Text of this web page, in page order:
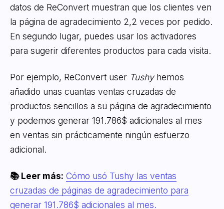
datos de ReConvert muestran que los clientes ven
la página de agradecimiento 2,2 veces por pedido.
En segundo lugar, puedes usar los activadores
para sugerir diferentes productos para cada visita.
Por ejemplo, ReConvert user Tushyhemos
añadido unas cuantas ventas cruzadas de
productos sencillos a su página de agradecimiento
y podemos generar 191.786$ adicionales al mes
en ventas sin prácticamente ningún esfuerzo
adicional.
📚 Leer más: Cómo usó Tushy las ventas
cruzadas de páginas de agradecimiento para
generar 191.786$ adicionales al mes.